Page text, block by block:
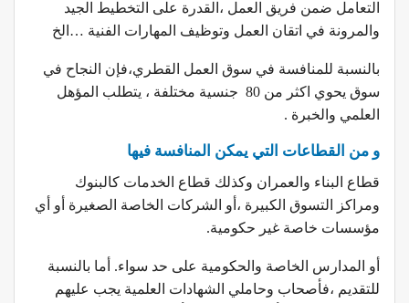
التعامل ضمن فريق العمل ،القدرة على التخطيط الجيد
والمرونة في اتقان العمل وتوظيف المهارات الفنية …الخ
بالنسبة للمنافسة في سوق العمل القطري،فإن النجاح في
سوق يحوي اكثر من 80 جنسية مختلفة ، يتطلب المؤهل
العلمي والخبرة .
و من القطاعات التي يمكن المنافسة فيها
قطاع البناء والعمران وكذلك قطاع الخدمات كالبنوك
ومراكز التسوق الكبيرة ،أو الشركات الخاصة الصغيرة أو أي
مؤسسات خاصة غير حكومية.
أو المدارس الخاصة والحكومية على حد سواء. أما بالنسبة
للتقديم ،فأصحاب وحاملي الشهادات العلمية يجب عليهم